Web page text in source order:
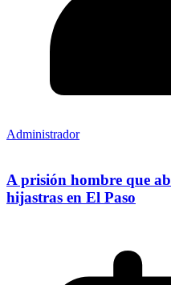
Administrador
A prisión hombre que
hijastras en El Paso